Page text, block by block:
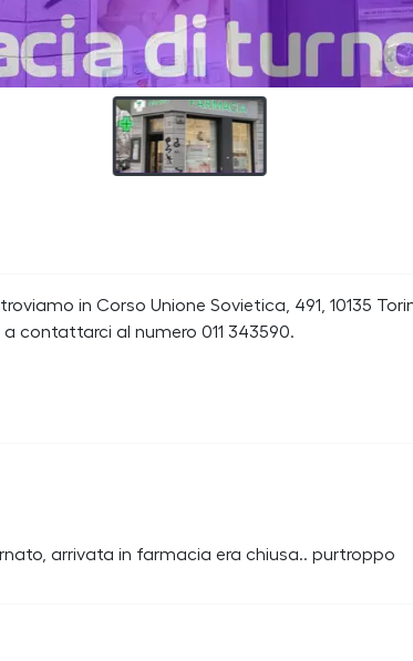
in Corso Unione Sovietica, 491, 10135
contattarci al numero 011 343590.
arrivata in farmacia era chiusa.. purtroppo